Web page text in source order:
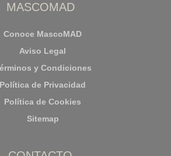
MASCOMAD
Conoce MascoMAD
Aviso Legal
y Condiciones
Política de Privacidad
Política de Cookies
Sitemap